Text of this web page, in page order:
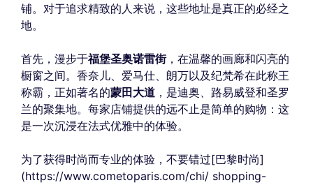
铺。对于追求精致的人来说，这些地址是真正的必经之
地。
首先，漫步于福堡圣奥诺雷街，在温馨的画廊和闪亮的
橱窗之间。香奈儿、爱马仕、朗万以及纪梵希在此称王
称霸，正如著名的蒙田大道 ，是迪奥、路易威登和圣罗
兰的聚集地。每家店铺提供的远不止是简单的购物：这
是一次沉浸在法式优雅中的体验。
为了获得时尚而专业的体验，不要错过[巴黎时尚]
(https://www.cometoparis.com/chi/ shopping-